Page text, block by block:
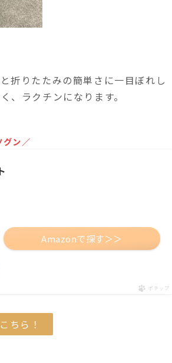
折りたたみの簡単さに一目ぼれし
、ラクチンになります。
グン／
Amazonで探す＞＞
ポチップ
ちら！